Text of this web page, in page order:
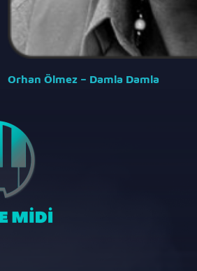
Orhan Ölmez – Damla Damla